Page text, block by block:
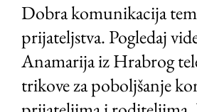
Dobra komunikacija
prijateljstva. Pogledaj
Anamarija iz Hrabrog
trikove za poboljšanje